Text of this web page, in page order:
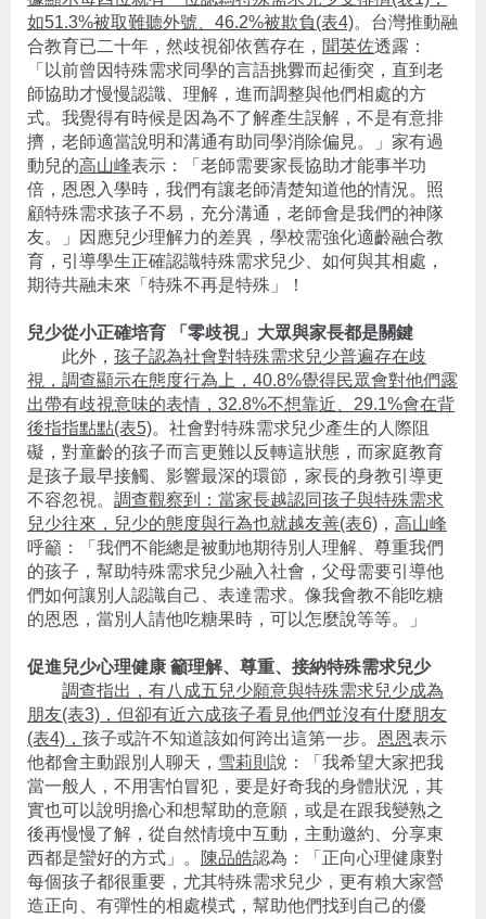
如51.3%被取難聽外號、46.2%被欺負(表4)。台灣推動融
合教育已二十年，然歧視卻依舊存在， 聞英佐透露：
「以前曾因特殊需求同學的言語挑釁而起衝突，直到老
師協助才慢慢認識、理解，進而調整與他們相處的方
式。我覺得有時候是因為不了解產生誤解，不是有意排
擠，老師適當說明和溝通有助同學消除偏見。」家有過
動兒的高山峰表示：「老師需要家長協助才能事半功
倍，恩恩入學時，我們有讓老師清楚知道他的情況。照
顧特殊需求孩子不易，充分溝通，老師會是我們的神隊
友。」因應兒少理解力的差異，學校需強化適齡融合教
育，引導學生正確認識特殊需求兒少、如何與其相處，
期待共融未來「特殊不再是特殊」！
兒少從小正確培育 「零歧視」大眾與家長都是關鍵
此外， 孩子認為社會對特殊需求兒少普遍存在歧
視，調查顯示在態度行為上，40.8%覺得民眾會對他們露
出帶有歧視意味的表情，32.8%不想靠近、29.1%會在背
後指指點點(表5)。社會對特殊需求兒少產生的人際阻
礙，對童齡的孩子而言更難以反轉這狀態，而家庭教育
是孩子最早接觸、影響最深的環節，家長的身教引導更
不容忽視。 調查觀察到：當家長越認同孩子與特殊需求
兒少往來，兒少的態度與行為也就越友善(表6) ， 高山峰
呼籲：「我們不能總是被動地期待別人理解、尊重我們
的孩子，幫助特殊需求兒少融入社會，父母需要引導他
們如何讓別人認識自己、表達需求。像我會教不能吃糖
的恩恩，當別人請他吃糖果時，可以怎麼說等等。」
促進兒少心理健康 籲理解、尊重、接納特殊需求兒少
調查指出，有八成五兒少願意與特殊需求兒少成為
朋友(表3)，但卻有近六成孩子看見他們並沒有什麼朋友
(表4)， 孩子或許不知道該如何跨出這第一步。 恩恩表示
他都會主動跟別人聊天， 雪莉則 說：「我希望大家把我
當一般人，不用害怕冒犯，要是好奇我的身體狀況，其
實也可以說明擔心和想幫助的意願，或是在跟我變熟之
後再慢慢了解，從自然情境中互動，主動邀約、分享東
西都是蠻好的方式」。
陳品皓認為：「正向心理健康對
每個孩子都很重要，尤其特殊需求兒少，更有賴大家營
造正向、有彈性的相處模式，幫助他們找到自己的優